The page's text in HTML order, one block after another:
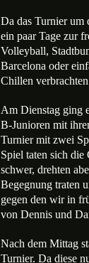
Da das Turnier um
ein paar Tage zur
Volleyball,
Barcelona oder
Chillen
Am Dienstag ging
B-Junioren mit
Turnier mit zwei
Spiel taten sich
schwer, drehten
Begegnung traten
gegen den wir in
von Dennis und
Nach dem Mittag
Turnier. Da diese